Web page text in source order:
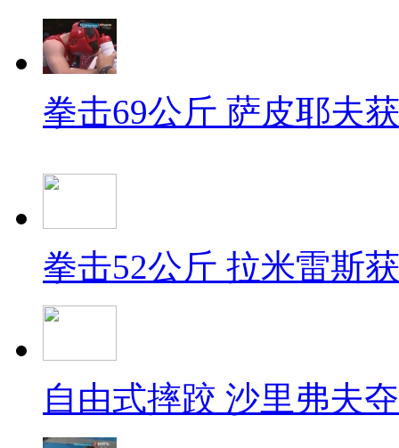
拳击69公斤 萨皮耶夫
拳击52公斤 拉米雷斯
自由式摔跤 沙里弗夫